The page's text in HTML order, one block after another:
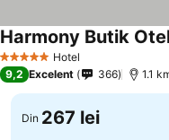
5 Stele Hotel
Harmony Butik
9,2 Excelent 366 1.1
Din 267 lei